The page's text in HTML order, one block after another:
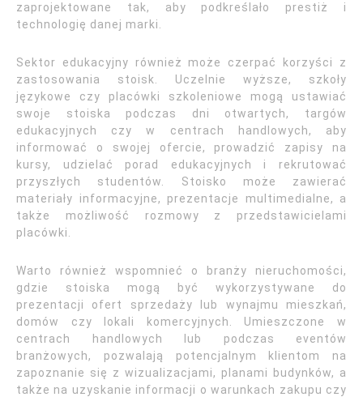
zaprojektowane tak, aby podkreślało prestiż i
technologię danej marki.
Sektor edukacyjny również może czerpać korzyści z
zastosowania stoisk. Uczelnie wyższe, szkoły
językowe czy placówki szkoleniowe mogą ustawiać
swoje stoiska podczas dni otwartych, targów
edukacyjnych czy w centrach handlowych, aby
informować o swojej ofercie, prowadzić zapisy na
kursy, udzielać porad edukacyjnych i rekrutować
przyszłych studentów. Stoisko może zawierać
materiały informacyjne, prezentacje multimedialne, a
także możliwość rozmowy z przedstawicielami
placówki.
Warto również wspomnieć o branży nieruchomości,
gdzie stoiska mogą być wykorzystywane do
prezentacji ofert sprzedaży lub wynajmu mieszkań,
domów czy lokali komercyjnych. Umieszczone w
centrach handlowych lub podczas eventów
branżowych, pozwalają potencjalnym klientom na
zapoznanie się z wizualizacjami, planami budynków, a
także na uzyskanie informacji o warunkach zakupu czy